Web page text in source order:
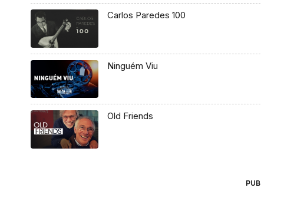
Carlos Paredes 100
Ninguém Viu
Old Friends
PUB